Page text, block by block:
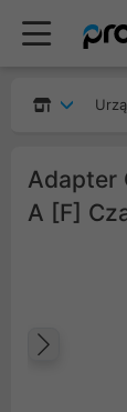
Adapter
A [F]